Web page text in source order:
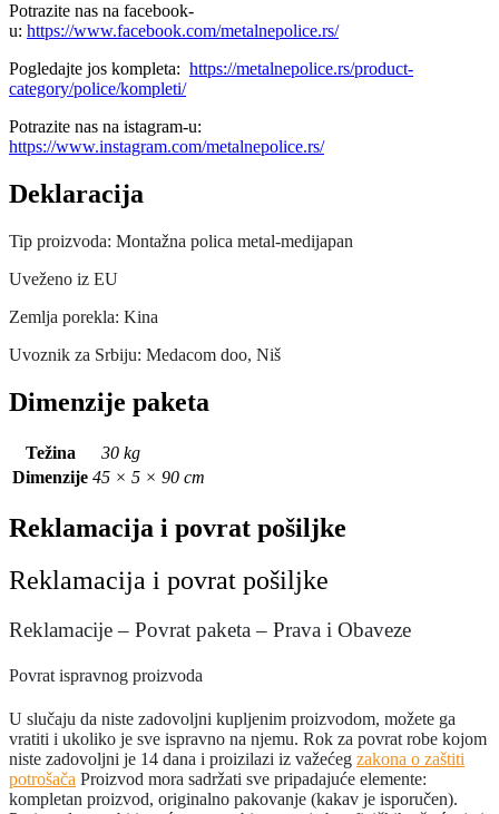
Potrazite nas na facebook-
u: https://www.facebook.com/metalnepolice.rs/
Pogledajte jos kompleta: https://metalnepolice.rs/product-
category/police/kompleti/
Potrazite nas na istagram-u:
https://www.instagram.com/metalnepolice.rs/
Deklaracija
Tip proizvoda: Montažna polica metal-medijapan
Uveženo iz EU
Zemlja porekla: Kina
Uvoznik za Srbiju: Medacom doo, Niš
Dimenzije paketa
Težina
30 kg
Dimenzije 45 × 5 × 90 cm
Reklamacija i povrat pošiljke
Reklamacija i povrat pošiljke
Reklamacije – Povrat paketa – Prava i Obaveze
Povrat ispravnog proizvoda
U slučaju da niste zadovoljni kupljenim proizvodom, možete ga
vratiti i ukoliko je sve ispravno na njemu. Rok za povrat robe kojom
niste zadovoljni je 14 dana i proizilazi iz važećeg zakona o zaštiti
potrošača Proizvod mora sadržati sve pripadajuće elemente:
kompletan proizvod, originalno pakovanje (kakav je isporučen).